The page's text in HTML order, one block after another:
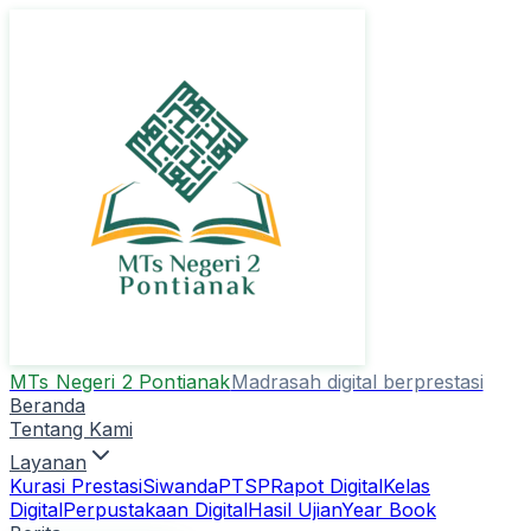
MTs Negeri 2 PontianakMadrasah digital berprestasi
Beranda
Tentang Kami
Layanan
Kurasi PrestasiSiwandaPTSPRapot DigitalKelas
DigitalPerpustakaan DigitalHasil UjianYear Book